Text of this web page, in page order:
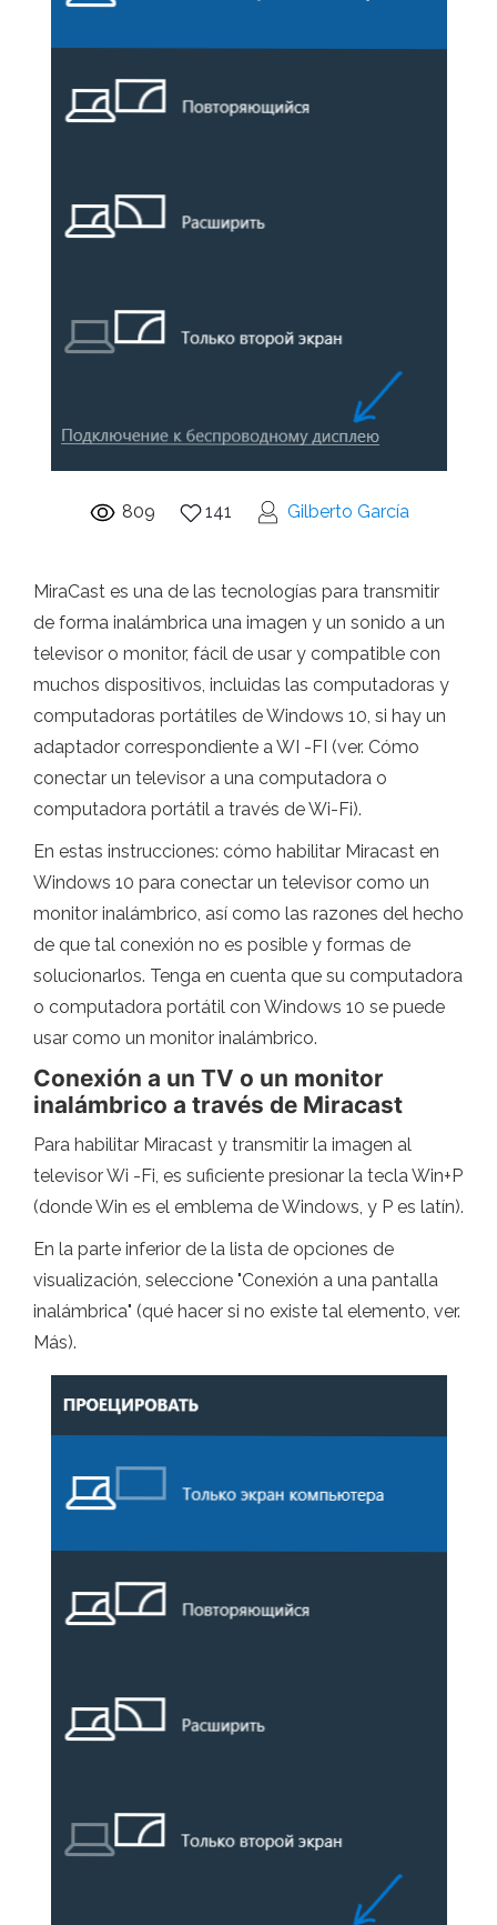
809 141 Gilberto García
MiraCast es una de las tecnologías para transmitir
de forma inalámbrica una imagen y un sonido a un
televisor o monitor, fácil de usar y compatible con
muchos dispositivos, incluidas las computadoras y
computadoras portátiles de Windows 10, si hay un
adaptador correspondiente a WI -FI (ver. Cómo
conectar un televisor a una computadora o
computadora portátil a través de Wi-Fi).
En estas instrucciones: cómo habilitar Miracast en
Windows 10 para conectar un televisor como un
monitor inalámbrico, así como las razones del hecho
de que tal conexión no es posible y formas de
solucionarlos. Tenga en cuenta que su computadora
o computadora portátil con Windows 10 se puede
usar como un monitor inalámbrico.
Conexión a un TV o un monitor
inalámbrico a través de Miracast
Para habilitar Miracast y transmitir la imagen al
televisor Wi -Fi, es suficiente presionar la tecla Win+P
(donde Win es el emblema de Windows, y P es latín).
En la parte inferior de la lista de opciones de
visualización, seleccione "Conexión a una pantalla
inalámbrica" ​​(qué hacer si no existe tal elemento, ver.
Más).